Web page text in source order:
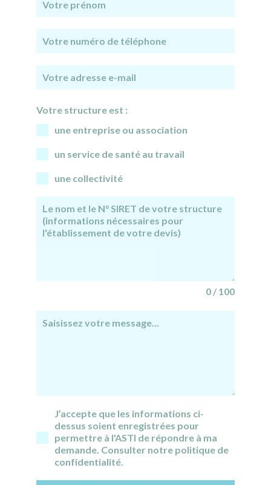
Votre structure est :
une entreprise ou association
un service de santé au travail
une collectivité
0 / 100
J’accepte que les informations ci-
dessus soient enregistrées pour
permettre à l'ASTI de répondre à ma
demande. Consulter notre politique de
confidentialité.